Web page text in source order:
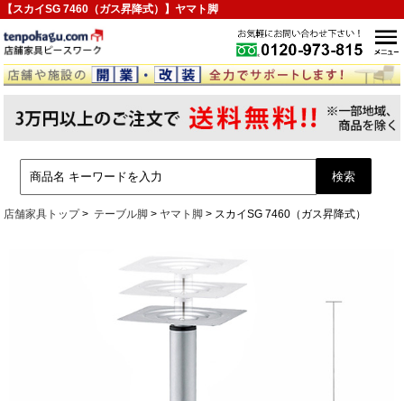
【スカイSG 7460（ガス昇降式）】ヤマト脚
店舗家具トップ テーブル脚 ヤマト脚 スカイSG 7460（ガス昇降式）